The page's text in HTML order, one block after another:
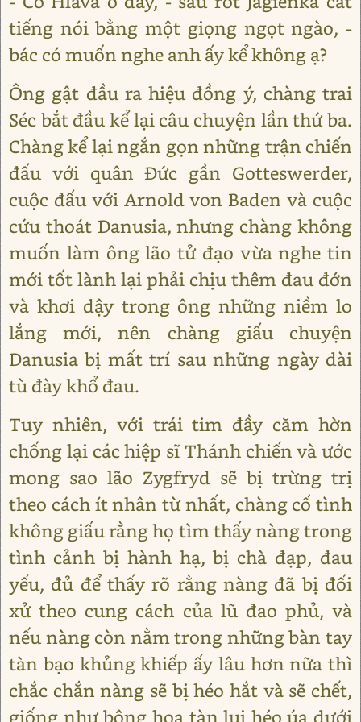
tiếng nói bằng một giọng ngọt ngào, -
bác có muốn nghe anh ấy kể không ạ?
Ông gật đầu ra hiệu đồng ý, chàng trai
Séc bắt đầu kể lại câu chuyện lần thứ ba.
Chàng kể lại ngắn gọn những trận chiến
đấu với quân Đức gần Gotteswerder,
cuộc đấu với Arnold von Baden và cuộc
cứu thoát Danusia, nhưng chàng không
muốn làm ông lão tử đạo vừa nghe tin
mới tốt lành lại phải chịu thêm đau đớn
và khơi dậy trong ông những niềm lo
lắng mới, nên chàng giấu chuyện
Danusia bị mất trí sau những ngày dài
tù đày khổ đau.
Tuy nhiên, với trái tim đầy căm hờn
chống lại các hiệp sĩ Thánh chiến và ước
mong sao lão Zygfryd sẽ bị trừng trị
theo cách ít nhân từ nhất, chàng cố tình
không giấu rằng họ tìm thấy nàng trong
tình cảnh bị hành hạ, bị chà đạp, đau
yếu, đủ để thấy rõ rằng nàng đã bị đối
xử theo cung cách của lũ đao phủ, và
nếu nàng còn nằm trong những bàn tay
tàn bạo khủng khiếp ấy lâu hơn nữa thì
chắc chắn nàng sẽ bị héo hắt và sẽ chết,
giống như bông hoa tàn lụi héo úa dưới